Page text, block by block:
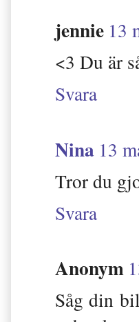
jennie 13
<3 Du är
Svara
Nina 13
Tror du
Svara
Anonym
Såg din